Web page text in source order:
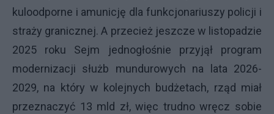
kuloodporne i amunicję dla funkcjonariuszy policji i
straży granicznej. A przecież jeszcze w listopadzie
2025 roku Sejm jednogłośnie przyjął program
modernizacji służb mundurowych na lata 2026-
2029, na który w kolejnych budżetach, rząd miał
przeznaczyć 13 mld zł, więc trudno wręcz sobie